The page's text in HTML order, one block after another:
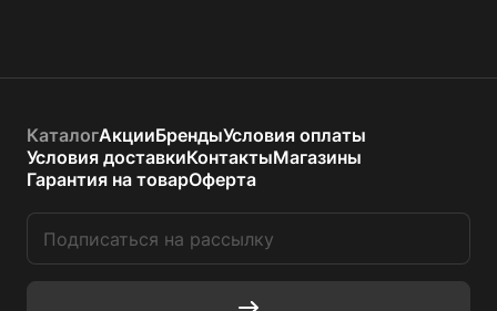
КаталогАкцииБрендыУсловия оплаты
Условия доставкиКонтактыМагазины
Гарантия на товарОферта